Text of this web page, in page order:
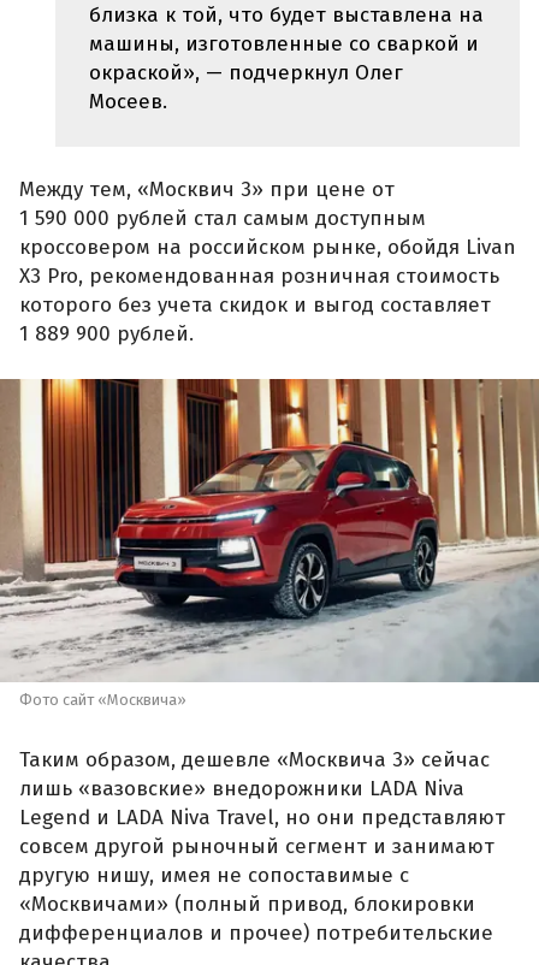
близка к той, что будет выставлена на
машины, изготовленные со сваркой и
окраской», — подчеркнул Олег
Мосеев.
Между тем, «Москвич 3» при цене от
1 590 000 рублей стал самым доступным
кроссовером на российском рынке, обойдя Livan
X3 Pro, рекомендованная розничная стоимость
которого без учета скидок и выгод составляет
1 889 900 рублей.
Фото сайт «Москвича»
Таким образом, дешевле «Москвича 3» сейчас
лишь «вазовские» внедорожники LADA Niva
Legend и LADA Niva Travel, но они представляют
совсем другой рыночный сегмент и занимают
другую нишу, имея не сопоставимые с
«Москвичами» (полный привод, блокировки
дифференциалов и прочее) потребительские